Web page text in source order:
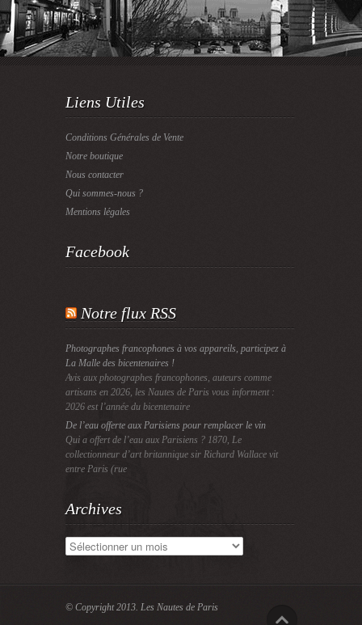
Liens Utiles
Conditions Générales de Vente
Notre boutique
Nous contacter
Qui sommes-nous ?
Mentions légales
Facebook
Notre flux RSS
Photographes francophones à vos appareils, participez à
La Malle des bicentenaires !
Avis aux photographes francophones, auteurs comme
artisans en 2026, les Nautes de Paris vous informent :
2026 est l’année du bicentenaire
De l’eau offerte aux Parisiens pour remplacer le vin
Qui a offert de l’eau aux Parisiens ? 1870, Le
collectionneur d’art britannique sir Richard Wallace vit
entre Paris (rue
Archives
Archives
© Copyright 2013. Les Nautes de Paris